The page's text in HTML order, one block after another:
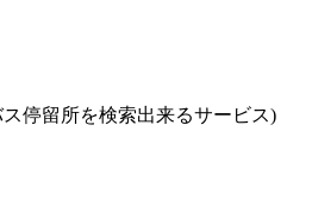
停留所を検索出来るサービス)